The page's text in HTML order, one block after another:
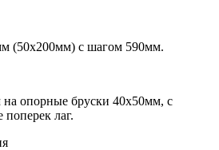
(50х200мм) с шагом 590мм.
на опорные бруски 40х50мм, с
лаг.